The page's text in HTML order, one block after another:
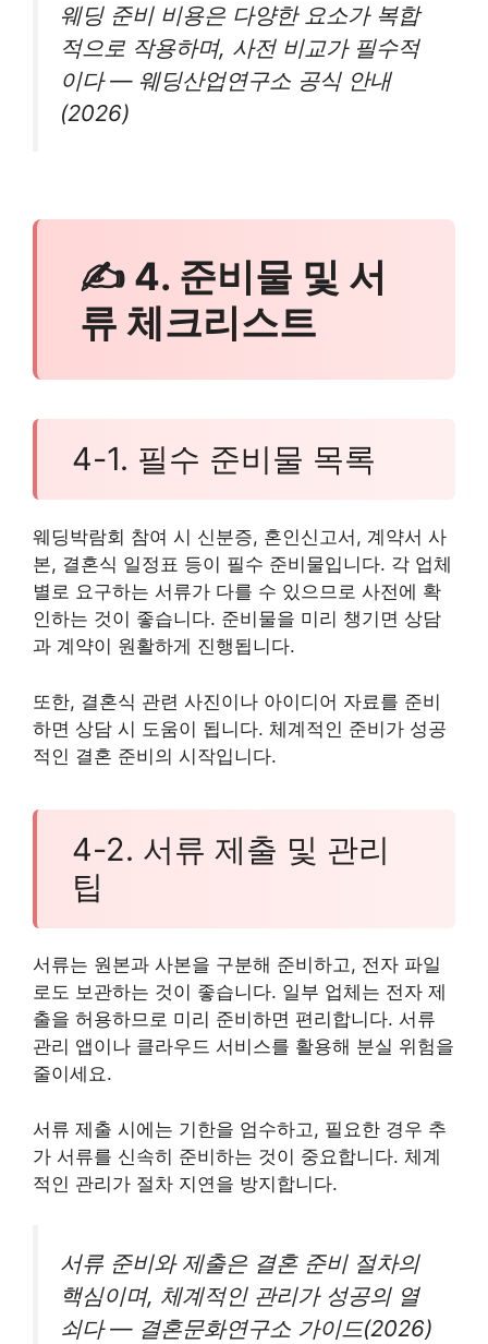
웨딩 준비 비용은 다양한 요소가 복합
적으로 작용하며, 사전 비교가 필수적
이다 — 웨딩산업연구소 공식 안내
(2026)
✍ 4. 준비물 및 서
류 체크리스트
4-1. 필수 준비물 목록
웨딩박람회 참여 시 신분증, 혼인신고서, 계약서 사
본, 결혼식 일정표 등이 필수 준비물입니다. 각 업체
별로 요구하는 서류가 다를 수 있으므로 사전에 확
인하는 것이 좋습니다. 준비물을 미리 챙기면 상담
과 계약이 원활하게 진행됩니다.
또한, 결혼식 관련 사진이나 아이디어 자료를 준비
하면 상담 시 도움이 됩니다. 체계적인 준비가 성공
적인 결혼 준비의 시작입니다.
4-2. 서류 제출 및 관리
팁
서류는 원본과 사본을 구분해 준비하고, 전자 파일
로도 보관하는 것이 좋습니다. 일부 업체는 전자 제
출을 허용하므로 미리 준비하면 편리합니다. 서류
관리 앱이나 클라우드 서비스를 활용해 분실 위험을
줄이세요.
서류 제출 시에는 기한을 엄수하고, 필요한 경우 추
가 서류를 신속히 준비하는 것이 중요합니다. 체계
적인 관리가 절차 지연을 방지합니다.
서류 준비와 제출은 결혼 준비 절차의
핵심이며, 체계적인 관리가 성공의 열
쇠다 — 결혼문화연구소 가이드(2026)